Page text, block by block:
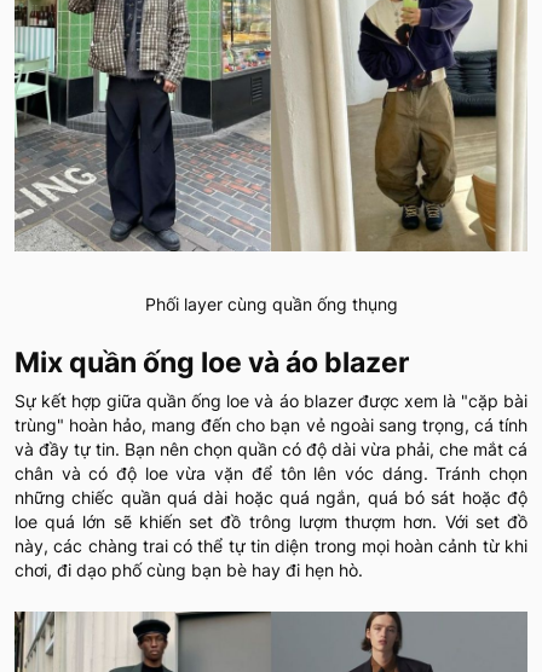
Phối layer cùng quần ống thụng
Mix quần ống loe và áo blazer
Sự kết hợp giữa quần ống loe và áo blazer được xem là "cặp bài
trùng" hoàn hảo, mang đến cho bạn vẻ ngoài sang trọng, cá tính
và đầy tự tin. Bạn nên chọn quần có độ dài vừa phải, che mắt cá
chân và có độ loe vừa vặn để tôn lên vóc dáng. Tránh chọn
những chiếc quần quá dài hoặc quá ngắn, quá bó sát hoặc độ
loe quá lớn sẽ khiến set đồ trông lượm thượm hơn. Với set đồ
này, các chàng trai có thể tự tin diện trong mọi hoàn cảnh từ khi
chơi, đi dạo phố cùng bạn bè hay đi hẹn hò.